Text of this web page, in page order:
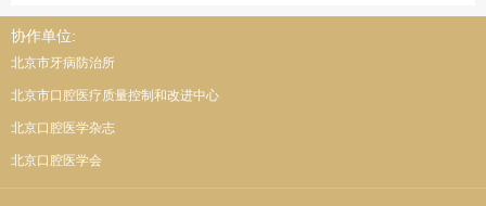
协作单位:
北京市牙病防治所
北京市口腔医疗质量控制和改进中心
北京口腔医学杂志
北京口腔医学会